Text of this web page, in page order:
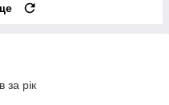
за рік